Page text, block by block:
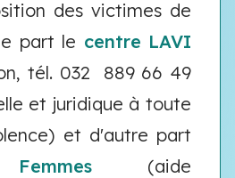
des victimes de
part le centre LAVI
tél. 032 889 66 49
et juridique à toute
et d'autre part
(aide